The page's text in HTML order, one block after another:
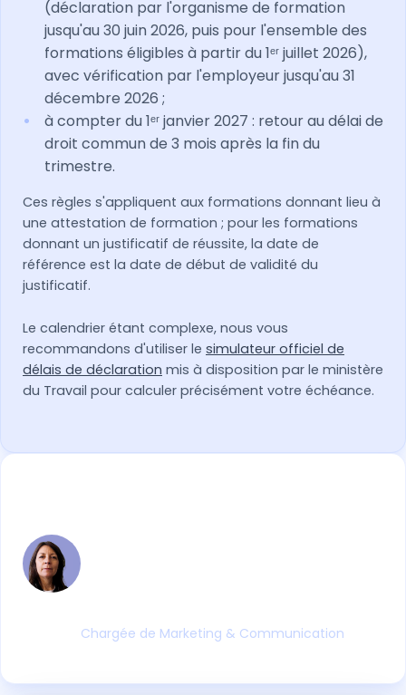
(déclaration par l'organisme de formation
jusqu'au 30 juin 2026, puis pour l'ensemble des
formations éligibles à partir du 1ᵉʳ juillet 2026),
avec vérification par l'employeur jusqu'au 31
décembre 2026 ;
à compter du 1ᵉʳ janvier 2027 : retour au délai de
droit commun de 3 mois après la fin du
trimestre.
Ces règles s'appliquent aux formations donnant lieu à
une attestation de formation ; pour les formations
donnant un justificatif de réussite, la date de
référence est la date de début de validité du
justificatif.
Le calendrier étant complexe, nous vous
recommandons d'utiliser le simulateur officiel de
délais de déclaration mis à disposition par le ministère
du Travail pour calculer précisément votre échéance.
Chargée de Marketing & Communication